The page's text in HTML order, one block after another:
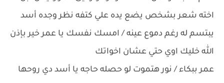
اخته شعر بشخص يضع يده علي كتفه نظر وجده أسد
يبتسم له رغم دموع عينه / امسك نفسك يا عمر خير بإذن
الله خليك اوي حتي عشان اخواتك
عمر ببكاء / نور هتموت لو حصله حاجه يا أسد دي روحها